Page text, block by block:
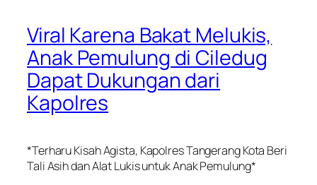
Viral Karena Bakat Melukis,
Anak Pemulung di Ciledug
Dapat Dukungan dari
Kapolres
*Terharu Kisah Agista, Kapolres Tangerang Kota Beri
Tali Asih dan Alat Lukis untuk Anak Pemulung*